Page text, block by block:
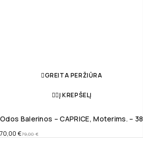
GREITA PERŽIŪRA
Į KREPŠELĮ
Odos Balerinos – CAPRICE, Moterims. – 38
79,00€
70,00 €